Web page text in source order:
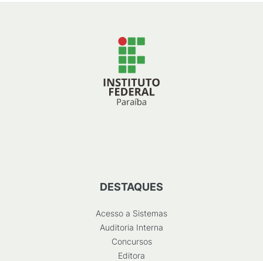
DESTAQUES
Acesso a Sistemas
Auditoria Interna
Concursos
Editora